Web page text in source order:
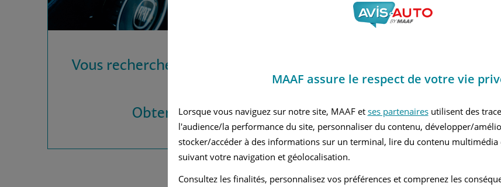
Vous recherchez une assurance automobile
Obtenez vos devis MAAF
MAAF assure le respect de votre vie
Lorsque vous naviguez sur notre site, MAAF et ses partenairesutilisent des
l'audience/la performance du site, personnaliser du contenu, développer/
stocker/accéder à des informations sur un terminal, lire du contenu multimédia
suivant votre navigation et géolocalisation.
Consultez les finalités, personnalisez vos préférences et comprenez les